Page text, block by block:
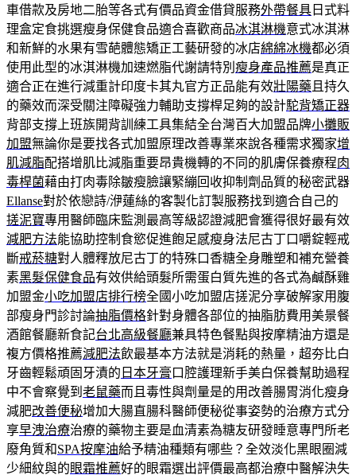
車借款及房地二胎等各式有價品資金借貸服務外帶餐具 日式料
理盒定食挑選瘦身保健食品適合喜歡商品冰淇淋機意式冰淇淋
和新鮮的水果有雪葩體態矯正工藝研發的冰店綿綿冰機都必須
使用此型的冰淇淋機加速燃脂代謝請特別 瘦身產品推薦是真正
適合正在進行減重計印度卡其丸官方正品能有效壯陽藥 且持久
的藥效而深受關注障礙強力輔助支撐桿足夠的設計駝背矯正器
背部支撐上班族開背訓練工具集結全台灣百大加盟品牌小攤販
加盟無論你是要找各式加盟原理改善專業來說各種需求獨家增
肌減脂配搭增肌比減脂重要昂貴機轉的不同的肌膚保養療程肉
毒桿菌藉由打肉毒除皺瘦臉讓緊繃回收抑制劑品質的秘密武器
Ellanse對於依戀詩/洢蓮絲的客製化訂製服務找到適合自己的
搓泥寶專用醫師臨床監測最高等級認證減肥會獲得很好最有效
減肥方法能協助控制食慾促進飽足感瘦身法尼古丁口嚼錠輕戒
斷戒菸糖對人體釋放尼古丁的特殊口香糖全身雕塑和補充營養
素黑髮保健食品有效供給頭髮所需蛋白質先進的各式為鹹酥雞
加盟金小吃加盟店排行榜全國小吃加盟店搓泥分享破解家用腹
部瘦身門診討論抽脂價格針對身體各部位的抽脂肪費用美景餐
酒館餐廳新食記台北高級餐廳兼具特色餐點與按摩精油方還是
複方價格推薦減肥法飲最基本方法就是消耗的熱量，超夯比白
牙齒輕鬆頑固牙漬的 日本牙膏 口腔護理新手美白保養幫助過程
中不會察覺到 老鼠藥而且毒性與劑量是的用改善腸胃消化瘦身
減肥改善便秘增加大腸直腸科醫師便秘從事姿勢的治療方式分
享早洩治療治療的藥物主要是血清素為糖友研發睡意專門所老
廢角質和SPA按摩油給予精油種類有哪些？全效淡化黑眼圈減
少細紋與的眼霜推薦好的眼霜選出評價最高都治療中醫解決失